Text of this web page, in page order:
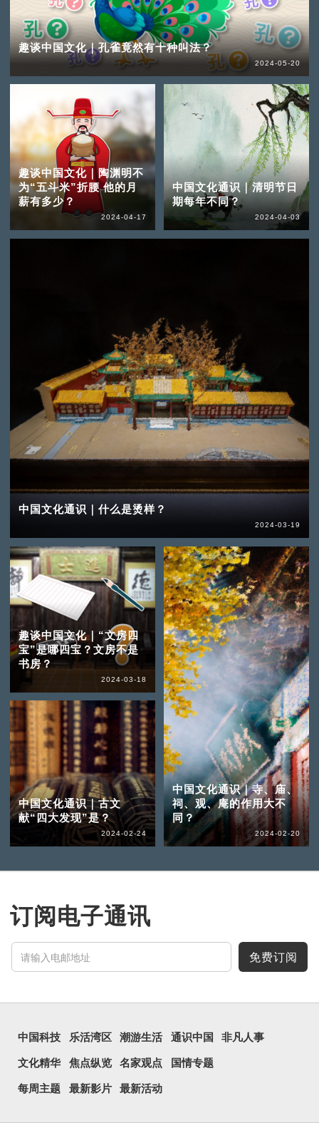
趣谈中国文化｜孔雀竟然有十种叫法？
2024-05-20
趣谈中国文化｜陶渊明不
为“五斗米”折腰 他的月
薪有多少？
2024-04-17
中国文化通识｜清明节日
期每年不同？
2024-04-03
中国文化通识｜什么是烫样？
2024-03-19
趣谈中国文化｜“文房四
宝”是哪四宝？文房不是
书房？
2024-03-18
中国文化通识｜古文
献“四大发现”是？
2024-02-24
中国文化通识｜寺、庙、
祠、观、庵的作用大不
同？
2024-02-20
订阅电子通讯
免费订阅
中国科技 乐活湾区 潮游生活 通识中国 非凡人事
文化精华 焦点纵览 名家观点 国情专题
每周主题 最新影片 最新活动